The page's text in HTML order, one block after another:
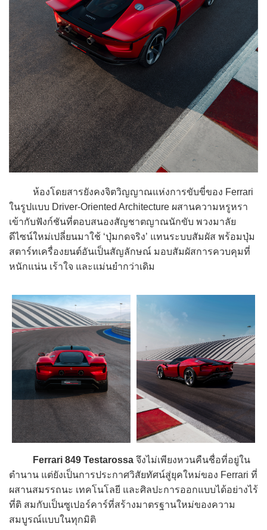
ห้องโดยสารยังคงจิตวิญญาณแห่งการขับขี่ของ Ferrari
ในรูปแบบ Driver-Oriented Architecture ผสานความหรูหรา
เข้ากับฟังก์ชันที่ตอบสนองสัญชาตญาณนักขับ พวงมาลัย
ดีไซน์ใหม่เปลี่ยนมาใช้ ‘ปุ่มกดจริง’ แทนระบบสัมผัส พร้อมปุ่ม
สตาร์ทเครื่องยนต์อันเป็นสัญลักษณ์ มอบสัมผัสการควบคุมที่
หนักแน่น เร้าใจ และแม่นยำกว่าเดิม
Ferrari 849 Testarossa จึงไม่เพียงหวนคืนชื่อที่อยู่ใน
ตำนาน แต่ยังเป็นการประกาศวิสัยทัศน์สู่ยุคใหม่ของ Ferrari ที่
ผสานสมรรถนะ เทคโนโลยี และศิลปะการออกแบบได้อย่างไร้
ที่ติ สมกับเป็นซูเปอร์คาร์ที่สร้างมาตรฐานใหม่ของความ
สมบูรณ์แบบในทุกมิติ